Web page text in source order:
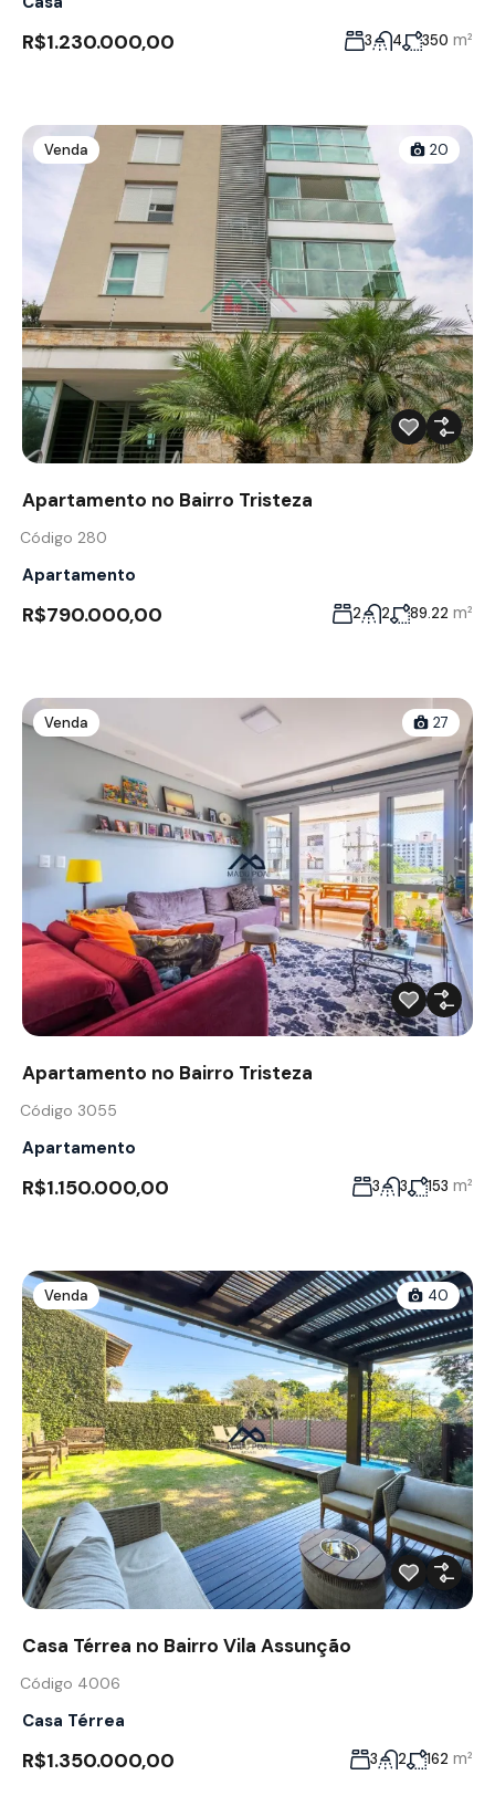
R$1.230.000,00 3 4 350 m²
Venda 20
Apartamento no Bairro Tristeza
Código 280
Apartamento
R$790.000,00 2 2 89.22 m²
Venda 27
Apartamento no Bairro Tristeza
Código 3055
Apartamento
R$1.150.000,00 3 3 153 m²
Venda 40
Casa Térrea no Bairro Vila Assunção
Código 4006
Casa Térrea
R$1.350.000,00 3 2 162 m²